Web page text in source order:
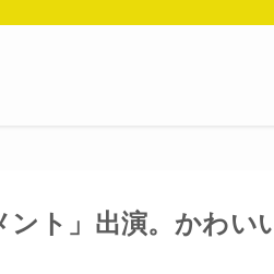
ント」出演。かわい